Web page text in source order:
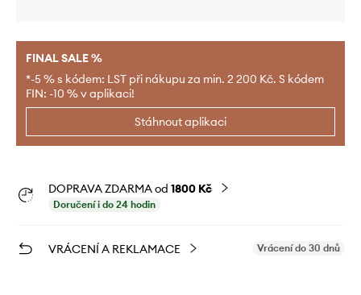
FINAL SALE %
*-5 % s kódem: LST při nákupu za min. 2 200 Kč. S kódem
FIN: -10 % v aplikaci!
Stáhnout aplikaci
DOPRAVA ZDARMA od 1800 Kč
Doručení i do 24 hodin
VRÁCENÍ A REKLAMACE Vrácení do 30 dnů